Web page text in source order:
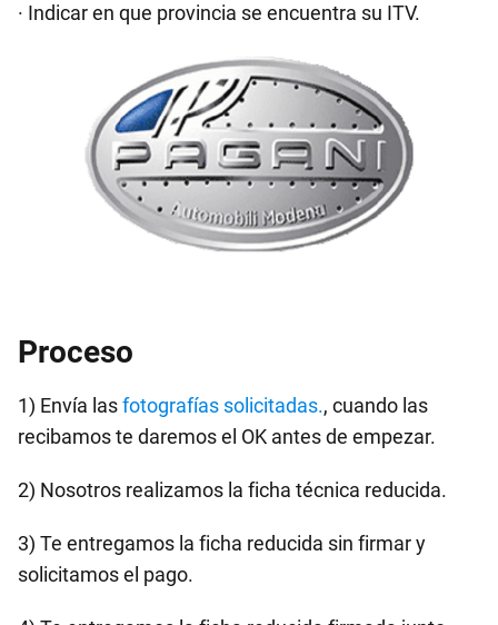
· Indicar en que provincia se encuentra su ITV.
Proceso
1) Envía lasfotografías solicitadas., cuando las
recibamos te daremos el OK antes de empezar.
2) Nosotros realizamos la ficha técnica reducida.
3) Te entregamos la ficha reducida sin firmar y
solicitamos el pago.